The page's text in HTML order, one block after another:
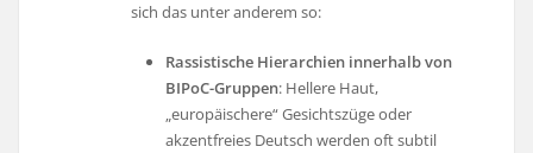
sich das unter anderem so:
Rassistische Hierarchien innerhalb von
BIPoC-Gruppen: Hellere Haut,
„europäischere“ Gesichtszüge oder
akzentfreies Deutsch werden oft subtil